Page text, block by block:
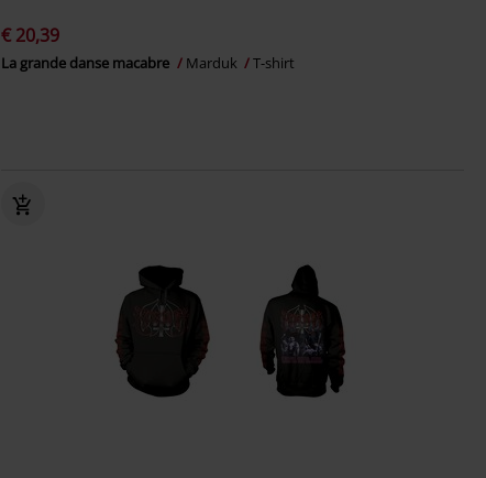
€ 20,39
La grande danse macabre Marduk T-shirt